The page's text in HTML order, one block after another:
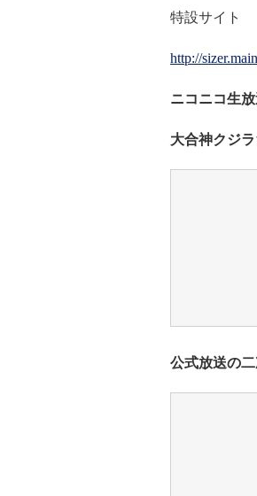
特設サイト
http://
ニコニコ生
大合神クジ
公式放送の